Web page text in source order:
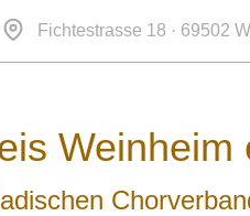
Fichtestrasse 18 · 69502
Weinheim